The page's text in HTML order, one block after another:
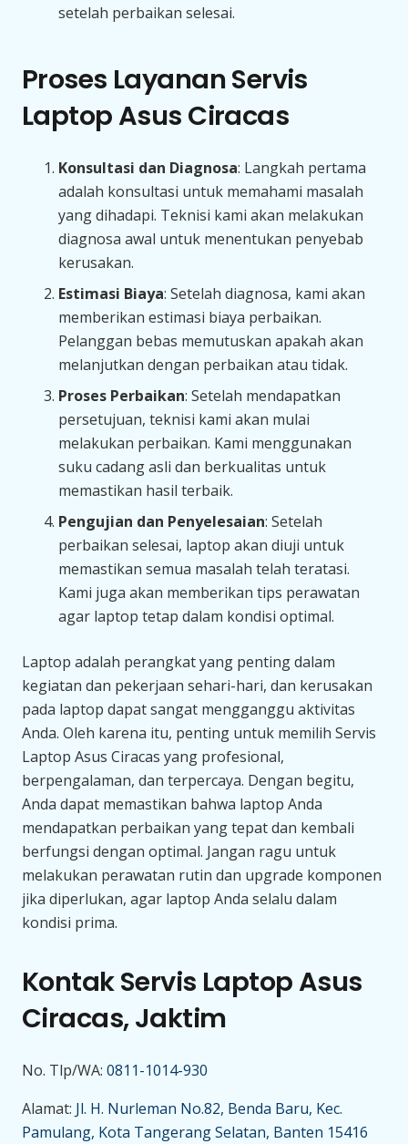
setelah perbaikan selesai.
Proses Layanan Servis
Laptop Asus Ciracas
Konsultasi dan Diagnosa: Langkah pertama
adalah konsultasi untuk memahami masalah
yang dihadapi. Teknisi kami akan melakukan
diagnosa awal untuk menentukan penyebab
kerusakan.
Estimasi Biaya: Setelah diagnosa, kami akan
memberikan estimasi biaya perbaikan.
Pelanggan bebas memutuskan apakah akan
melanjutkan dengan perbaikan atau tidak.
Proses Perbaikan: Setelah mendapatkan
persetujuan, teknisi kami akan mulai
melakukan perbaikan. Kami menggunakan
suku cadang asli dan berkualitas untuk
memastikan hasil terbaik.
Pengujian dan Penyelesaian: Setelah
perbaikan selesai, laptop akan diuji untuk
memastikan semua masalah telah teratasi.
Kami juga akan memberikan tips perawatan
agar laptop tetap dalam kondisi optimal.
Laptop adalah perangkat yang penting dalam
kegiatan dan pekerjaan sehari-hari, dan kerusakan
pada laptop dapat sangat mengganggu aktivitas
Anda. Oleh karena itu, penting untuk memilih Servis
Laptop Asus Ciracas yang profesional,
berpengalaman, dan terpercaya. Dengan begitu,
Anda dapat memastikan bahwa laptop Anda
mendapatkan perbaikan yang tepat dan kembali
berfungsi dengan optimal. Jangan ragu untuk
melakukan perawatan rutin dan upgrade komponen
jika diperlukan, agar laptop Anda selalu dalam
kondisi prima.
Kontak Servis Laptop Asus
Ciracas, Jaktim
No. Tlp/WA: 0811-1014-930
Alamat: Jl. H. Nurleman No.82, Benda Baru, Kec.
Pamulang, Kota Tangerang Selatan, Banten 15416